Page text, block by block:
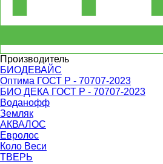
Производитель
БИОДЕВАЙС
Оптима ГОСТ Р - 70707-2023
БИО ДЕКА ГОСТ Р - 70707-2023
Воданофф
Земляк
АКВАЛОС
Евролос
Коло Веси
ТВЕРЬ